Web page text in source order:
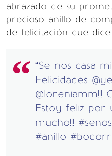
abrazado de su
precioso anillo de
de felicitación que dice:
“Se nos casa
Felicidades
@loreniamm!!!
Estoy feliz por
mucho!!!
#anillo